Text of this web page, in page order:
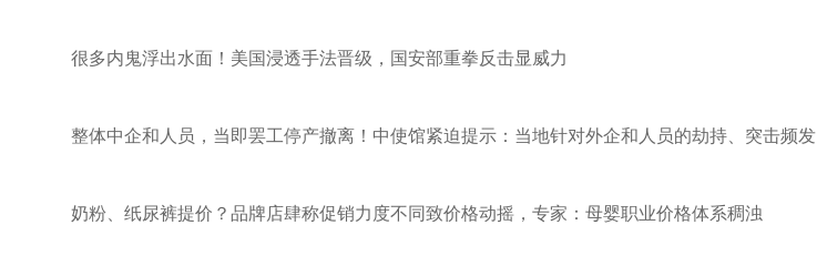
很多内鬼浮出水面！美国浸透手法晋级，国安部重拳反击显威力
整体中企和人员，当即罢工停产撤离！中使馆紧迫提示：当地针对外企和人员的劫持、突击频
奶粉、纸尿裤提价？品牌店肆称促销力度不同致价格动摇，专家：母婴职业价格体系稠浊